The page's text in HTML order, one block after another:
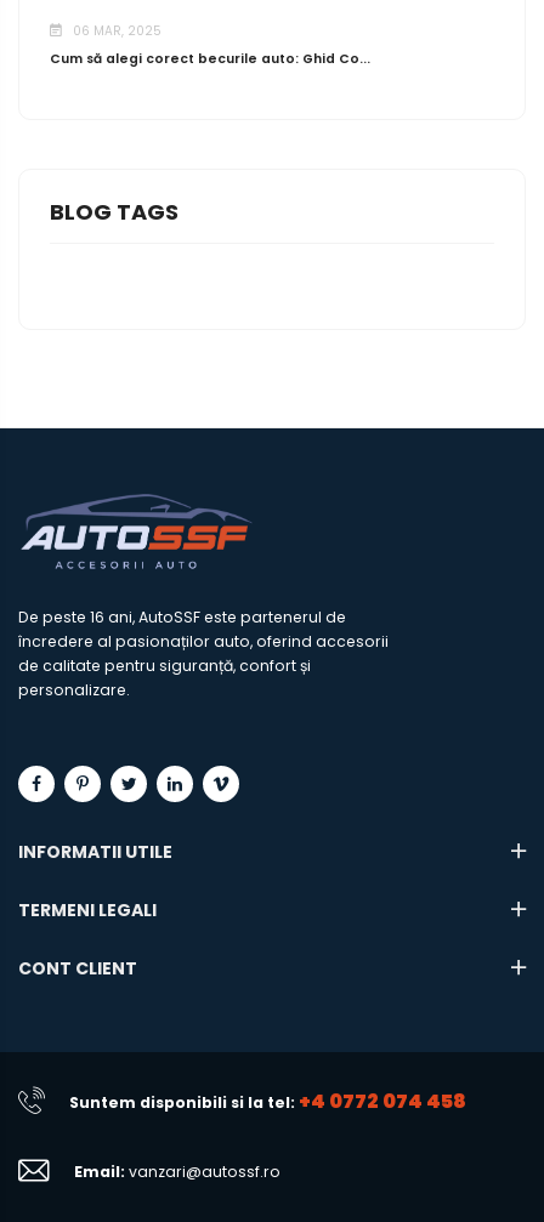
06 MAR, 2025
Cum să alegi corect becurile auto: Ghid Co...
BLOG TAGS
De peste 16 ani, AutoSSF este partenerul de
încredere al pasionaților auto, oferind accesorii
de calitate pentru siguranță, confort și
personalizare.
INFORMATII UTILE
TERMENI LEGALI
CONT CLIENT
Suntem disponibili si la tel: +4 0772 074 458
Email: vanzari@autossf.ro